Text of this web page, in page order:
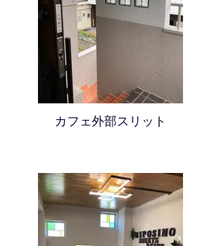
カフェ外部スリット